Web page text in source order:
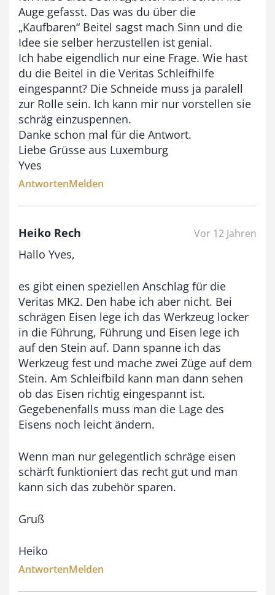
3
,
0
0
€
Auge gefasst. Das was du über die
„Kaufbaren“ Beitel sagst mach Sinn und die
Idee sie selber herzustellen ist genial.
Ich habe eigendlich nur eine Frage. Wie hast
du die Beitel in die Veritas Schleifhilfe
eingespannt? Die Schneide muss ja paralell
zur Rolle sein. Ich kann mir nur vorstellen sie
schräg einzuspennen.
Danke schon mal für die Antwort.
Liebe Grüsse aus Luxemburg
Yves
AntwortenMelden
Heiko Rech Vor 12 Jahren
Hallo Yves,
es gibt einen speziellen Anschlag für die
Veritas MK2. Den habe ich aber nicht. Bei
schrägen Eisen lege ich das Werkzeug locker
in die Führung, Führung und Eisen lege ich
auf den Stein auf. Dann spanne ich das
Werkzeug fest und mache zwei Züge auf dem
Stein. Am Schleifbild kann man dann sehen
ob das Eisen richtig eingespannt ist.
Gegebenenfalls muss man die Lage des
Eisens noch leicht ändern.
Wenn man nur gelegentlich schräge eisen
schärft funktioniert das recht gut und man
kann sich das zubehör sparen.
Gruß
Heiko
AntwortenMelden